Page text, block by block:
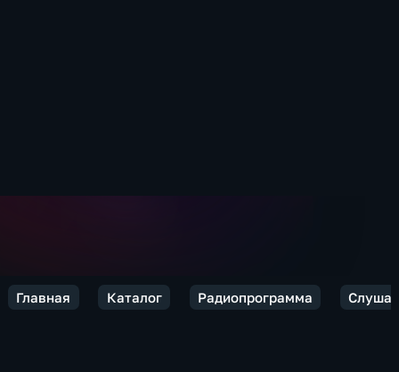
Главная Каталог Радиопрограмма